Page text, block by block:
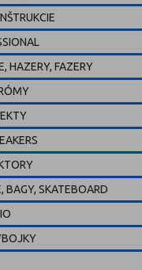
HAZERY, FAZERY
BAGY, SKATEBOARD